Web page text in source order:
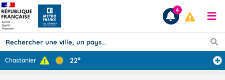
Prévisions
4
Chastanier 22°